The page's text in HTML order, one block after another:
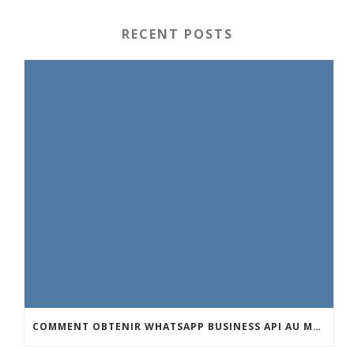
RECENT POSTS
COMMENT OBTENIR WHATSAPP BUSINESS API AU MAROC : GUIDE COMPLET